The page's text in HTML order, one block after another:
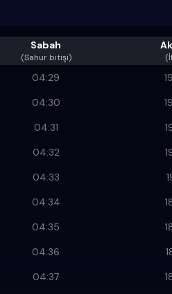
Sabah
(Sahur bitişi)
04:29
04:30
04:31
04:32
04:33
04:34
04:35
04:36
04:37